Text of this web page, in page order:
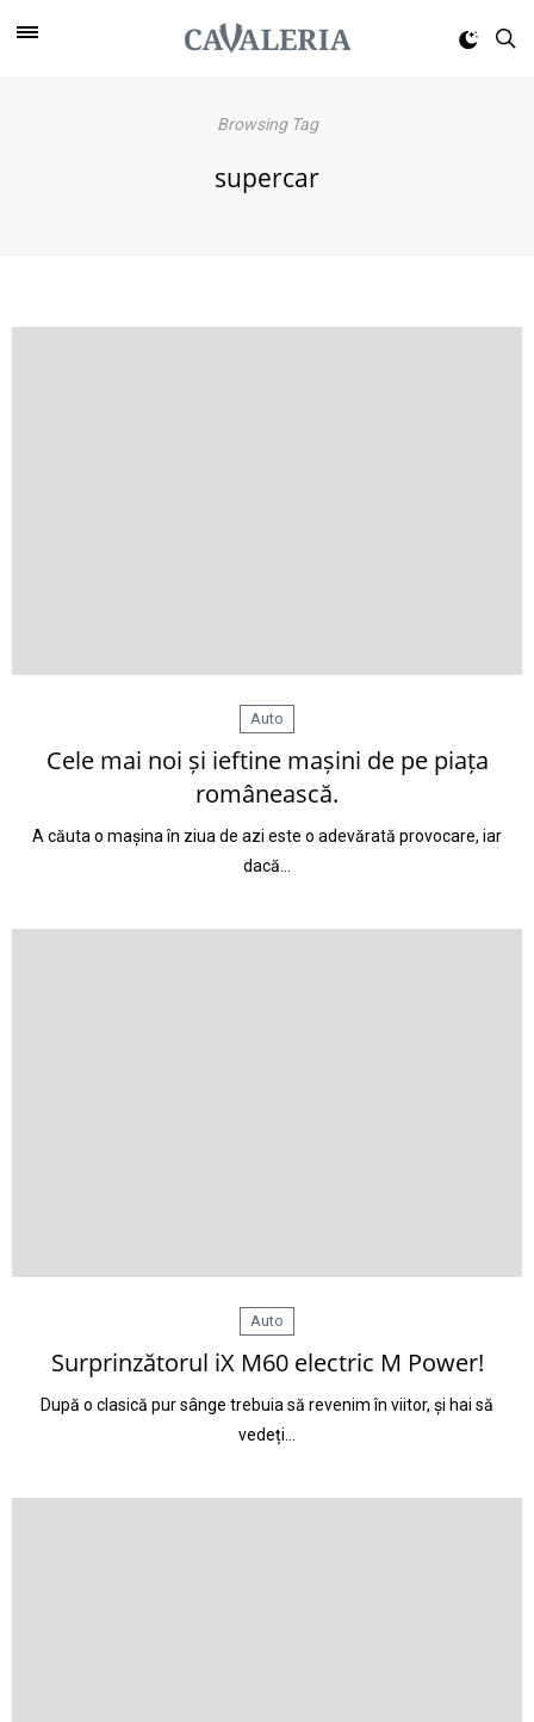
Browsing Tag
supercar
Auto
Cele mai noi și ieftine mașini de pe piața
românească.
A căuta o mașina în ziua de azi este o adevărată provocare, iar
dacă…
Auto
Surprinzătorul iX M60 electric M Power!
După o clasică pur sânge trebuia să revenim în viitor, și hai să
vedeți…